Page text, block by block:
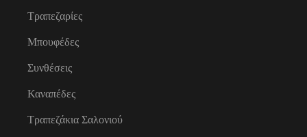
Τραπεζαρίες
Μπουφέδες
Συνθέσεις
Καναπέδες
Τραπεζάκια Σαλονιού